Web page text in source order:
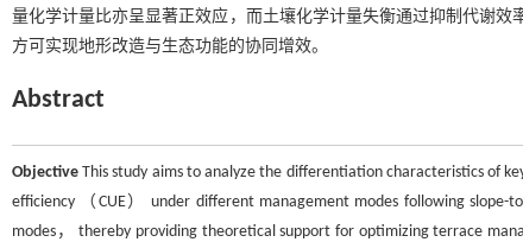
量化学计量比亦呈显著正效应，而土壤化学计量失衡通过抑制代谢效
方可实现地形改造与生态功能的协同增效。
Abstract
Objective This study aims to analyze the differentiation characteristics of
efficiency （CUE） under different management modes following slope-
modes， thereby providing theoretical support for optimizing terrace